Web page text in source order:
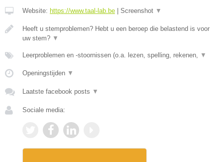
Website: https://www.taal-lab.be | Screenshot ▼
Heeft u stemproblemen? Hebt u een beroep die belastend is voor
uw stem? ▼
Leerproblemen en -stoornissen (o.a. lezen, spelling, rekenen, ▼
Openingstijden ▼
Laatste facebook posts ▼
Sociale media: